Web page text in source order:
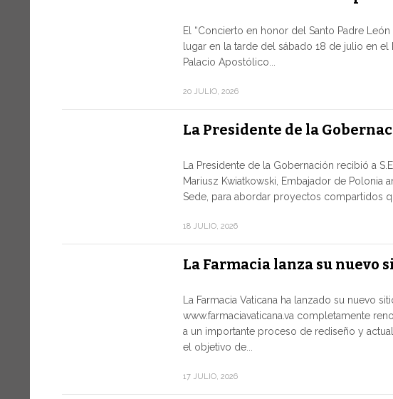
El “Concierto en honor del Santo Padre León
lugar en la tarde del sábado 18 de julio en el
Palacio Apostólico...
20 JULIO, 2026
La Presidente de la
La Presidente de la Gobernación recibió a
Mariusz Kwiatkowski, Embajador de Polonia
Sede, para abordar proyectos compartidos
18 JULIO, 2026
La Farmacia lanza su nuevo
La Farmacia Vaticana ha lanzado su nuevo
www.farmaciavaticana.va completamente
a un importante proceso de rediseño y
el objetivo de...
17 JULIO, 2026